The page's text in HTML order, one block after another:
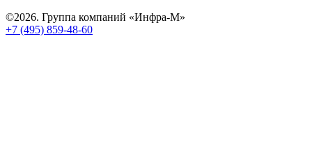
©2026. Группа компаний «Инфра-М»
+7 (495) 859-48-60